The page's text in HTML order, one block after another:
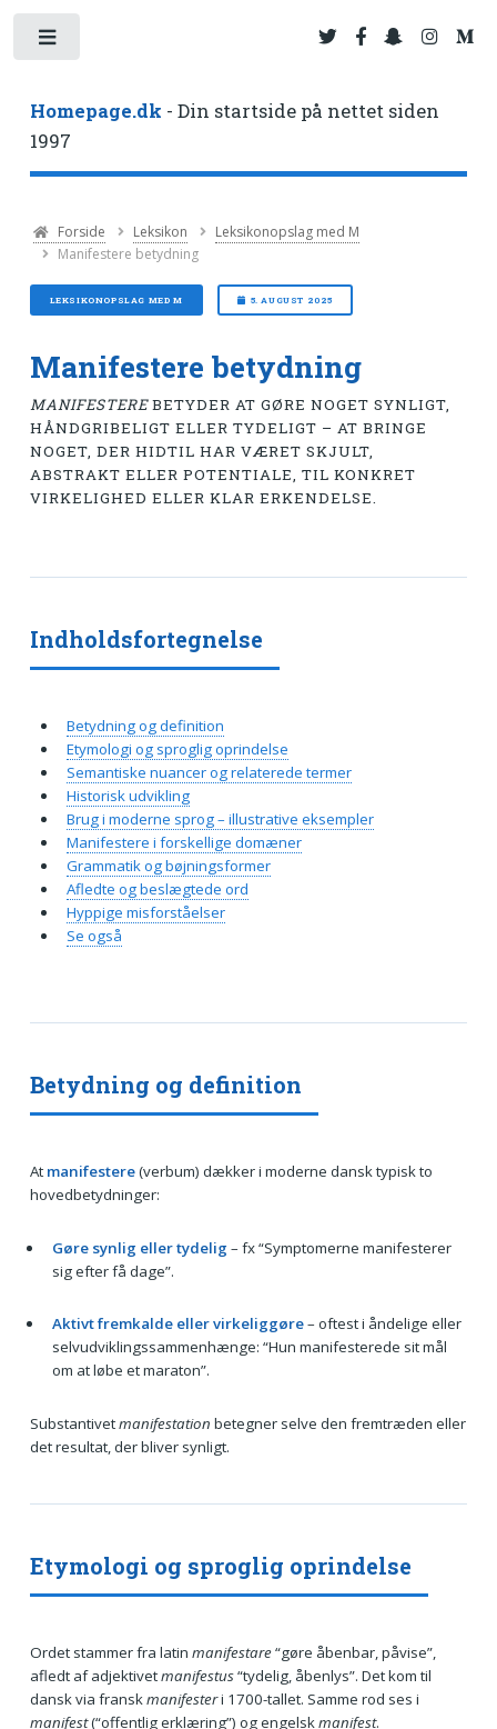
Homepage.dk - Din startside på nettet siden
1997
Forside Leksikon
Leksikonopslag med M
Manifestere betydning
LEKSIKONOPSLAG MED M 5. AUGUST 2025
Manifestere betydning
MANIFESTEREBETYDER AT GØRE NOGET SYNLIGT,
HÅNDGRIBELIGT ELLER TYDELIGT – AT BRINGE
NOGET, DER HIDTIL HAR VÆRET SKJULT,
ABSTRAKT ELLER POTENTIALE, TIL KONKRET
VIRKELIGHED ELLER KLAR ERKENDELSE.
Betydning og definition
At manifestere(verbum) dækker i moderne dansk typisk to
hovedbetydninger:
Gøre synlig eller tydelig – fx “Symptomerne manifesterer
sig efter få dage”.
Aktivt fremkalde eller virkelig­gøre– oftest i åndelige eller
selvudviklingssammenhænge: “Hun manifesterede sit mål
om at løbe et maraton”.
Substantivetmanifestation betegner selve den fremtræden eller
det resultat, der bliver synligt.
Etymologi og sproglig oprindelse
Ordet stammer fra latin manifestare“gøre åbenbar, påvise”,
afledt af adjektivetmanifestus“tydelig, åbenlys”. Det kom til
dansk via franskmanifesteri 1700-tallet. Samme rod ses i
manifest(“offentlig erklæring”) og engelskmanifest.
Indholdsfortegnelse
Betydning og definition
Etymologi og sproglig oprindelse
Semantiske nuancer og relaterede termer
Historisk udvikling
Brug i moderne sprog – illustrative eksempler
Manifestere i forskellige domæner
Grammatik og bøjningsformer
Afledte og beslægtede ord
Hyppige misforståelser
Se også